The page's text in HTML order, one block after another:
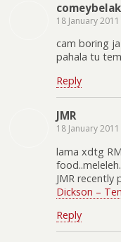
18 January 2011
cam boring
pahala tu
Reply
JMR
18 January 2011
lama xdtg
JMR recently
Dickson –
Reply